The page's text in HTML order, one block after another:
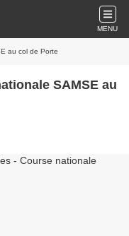
MENU
au col de Porte
SAMSE au